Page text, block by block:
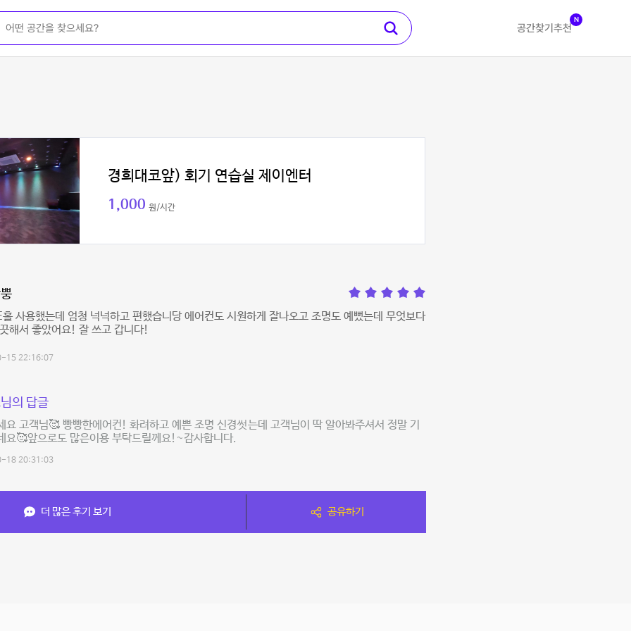
공간찾기 추천
N
경희대코앞) 회기 연습실 제이엔터
1,000 원/시간
사용했는데 엄청 넉넉하고 편했습니당 에어컨도 시원하게 잘나오고 조명도 예뻤는데 무엇보다
해서 좋았어요! 잘 쓰고 갑니다!
15 22:16:07
의 답글
요 고객님🥰 빵빵한에어컨! 화려하고 예쁜 조명 신경썻는데 고객님이 딱 알아봐주셔서 정말 기
요🥰앞으로도 많은이용 부탁드릴께요!~감사합니다.
18 20:31:03
더 많은 후기 보기 공유하기